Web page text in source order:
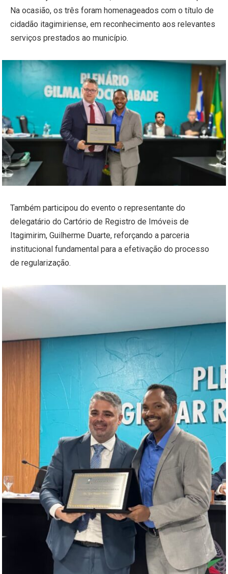
Na ocasião, os três foram homenageados com o título de
cidadão itagimiriense, em reconhecimento aos relevantes
serviços prestados ao município.
Também participou do evento o representante do
delegatário do Cartório de Registro de Imóveis de
Itagimirim, Guilherme Duarte, reforçando a parceria
institucional fundamental para a efetivação do processo
de regularização.